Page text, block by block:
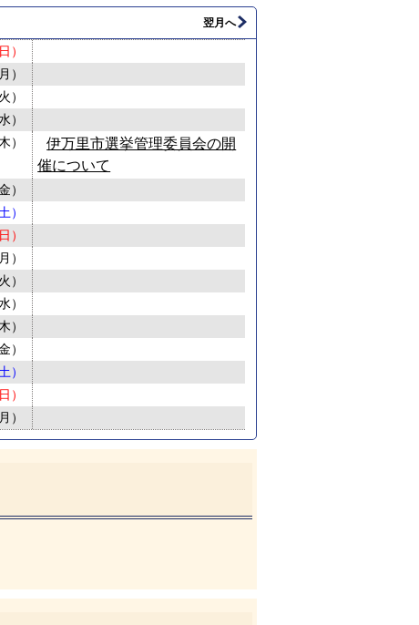
翌月へ
）
）
）
）
）
伊万里市選挙管理委員会の開
催について
）
）
）
）
）
）
）
）
）
）
）